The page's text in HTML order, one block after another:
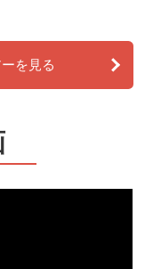
を見る